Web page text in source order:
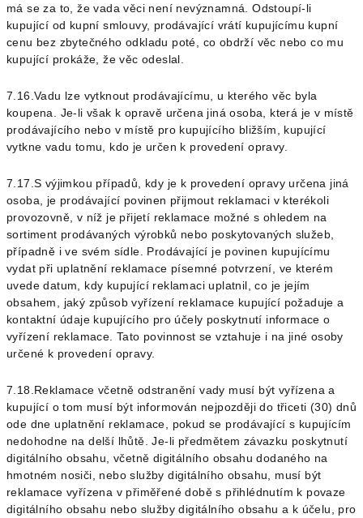
má se za to, že vada věci není nevýznamná.Odstoupí-li
kupující od kupní smlouvy, prodávající vrátí kupujícímu kupní
cenu bez zbytečného odkladu poté, co obdrží věc nebo co mu
kupující prokáže, že věc odeslal.
7.16.Vadu lze vytknout prodávajícímu, u kterého věc byla
koupena. Je-li však k opravě určena jiná osoba, která je v místě
prodávajícího nebo v místě pro kupujícího bližším, kupující
vytkne vadu tomu, kdo je určen k provedení opravy.
7.17.S výjimkou případů, kdy je k provedení opravy určena jiná
osoba, je prodávající povinen přijmout reklamaci v kterékoli
provozovně, v níž je přijetí reklamace možné s ohledem na
sortiment prodávaných výrobků nebo poskytovaných služeb,
případně i ve svém sídle. Prodávající je povinen kupujícímu
vydat při uplatnění reklamace písemné potvrzení, ve kterém
uvede datum, kdy kupující reklamaci uplatnil, co je jejím
obsahem, jaký způsob vyřízení reklamace kupující požaduje a
kontaktní údaje kupujícího pro účely poskytnutí informace o
vyřízení reklamace. Tato povinnost se vztahuje i na jiné osoby
určené k provedení opravy.
7.18.Reklamace včetně odstranění vady musí být vyřízena a
kupující o tom musí být informován nejpozději do třiceti (30) dnů
ode dne uplatnění reklamace, pokud se prodávající s kupujícím
nedohodne na delší lhůtě. Je-li předmětem závazku poskytnutí
digitálního obsahu, včetně digitálního obsahu dodaného na
hmotném nosiči, nebo služby digitálního obsahu, musí být
reklamace vyřízena v přiměřené době s přihlédnutím k povaze
digitálního obsahu nebo služby digitálního obsahu a k účelu, pro